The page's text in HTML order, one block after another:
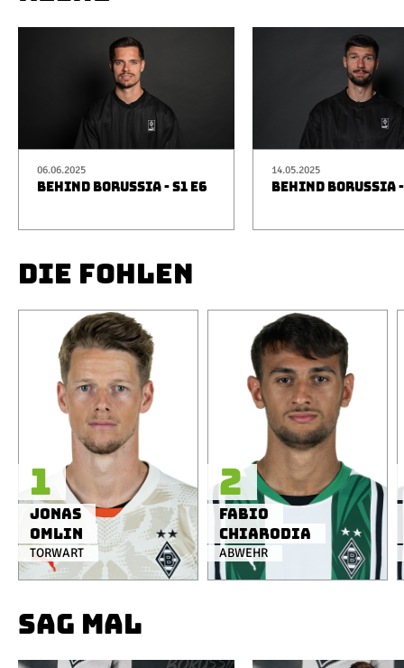
06.06.2025
BEHIND BORUSSIA - S1 E6
14.05.2025
BEHIND BORUSSIA
DIE FOHLEN
TORWART
Jonas
Omlin
1
ABWEHR
Fabio
Chiarodia
2
SAG MAL